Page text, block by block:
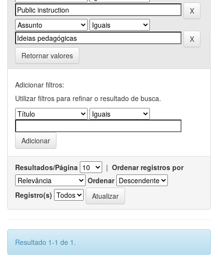
Retornar valores
Adicionar filtros:
Utilizar filtros para refinar o resultado de busca.
Resultados/Página | Ordenar registros por
Ordenar
Registro(s)
Resultado 1-1 de 1.